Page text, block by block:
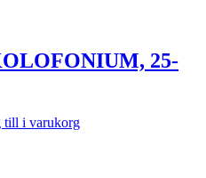
25-
till i varukorg